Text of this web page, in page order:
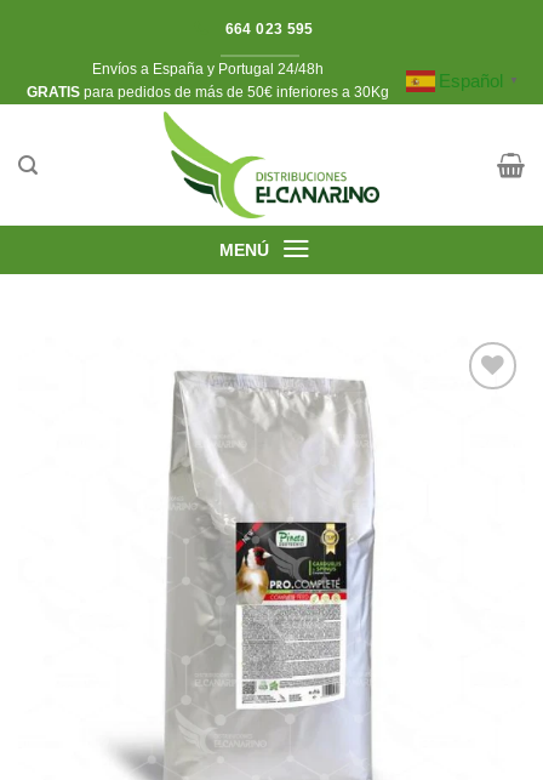
664 023 595
Envíos a España y Portugal 24/48h
​GRATIS para pedidos de más de 50€ inferiores a 30Kg
Español ▼
MENÚ